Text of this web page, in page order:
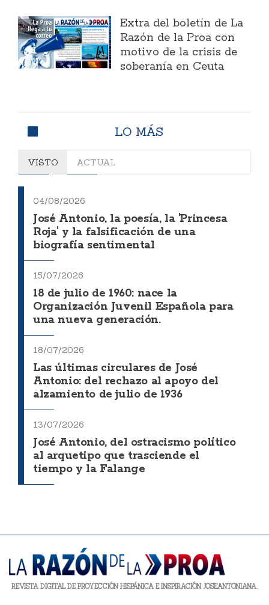
Extra del boletín de La
Razón de la Proa con
motivo de la crisis de
soberanía en Ceuta
LO MÁS
VISTO ACTUAL
04/08/2026
José Antonio, la poesía, la 'Princesa
Roja' y la falsificación de una
biografía sentimental
15/07/2026
18 de julio de 1960: nace la
Organización Juvenil Española para
una nueva generación.
18/07/2026
Las últimas circulares de José
Antonio: del rechazo al apoyo del
alzamiento de julio de 1936
13/07/2026
José Antonio, del ostracismo político
al arquetipo que trasciende el
tiempo y la Falange
REVISTA DIGITAL DE PROYECCIÓN HISPÁNICA E INSPIRACIÓN JOSEANTONIANA.